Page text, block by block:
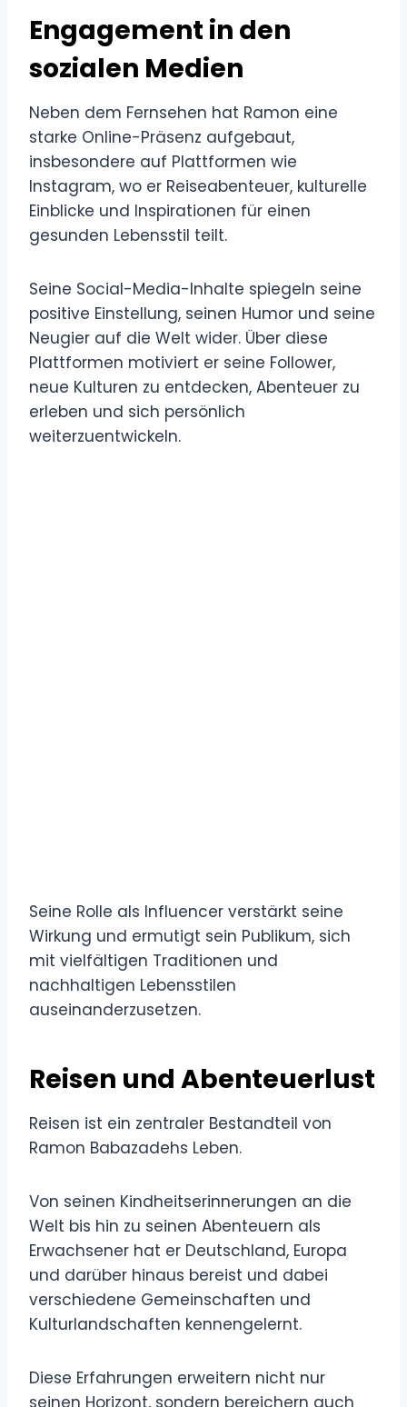
Engagement in den
sozialen Medien
Neben dem Fernsehen hat Ramon eine
starke Online-Präsenz aufgebaut,
insbesondere auf Plattformen wie
Instagram, wo er Reiseabenteuer, kulturelle
Einblicke und Inspirationen für einen
gesunden Lebensstil teilt.
Seine Social-Media-Inhalte spiegeln seine
positive Einstellung, seinen Humor und seine
Neugier auf die Welt wider. Über diese
Plattformen motiviert er seine Follower,
neue Kulturen zu entdecken, Abenteuer zu
erleben und sich persönlich
weiterzuentwickeln.
Seine Rolle als Influencer verstärkt seine
Wirkung und ermutigt sein Publikum, sich
mit vielfältigen Traditionen und
nachhaltigen Lebensstilen
auseinanderzusetzen.
Reisen und Abenteuerlust
Reisen ist ein zentraler Bestandteil von
Ramon Babazadehs Leben.
Von seinen Kindheitserinnerungen an die
Welt bis hin zu seinen Abenteuern als
Erwachsener hat er Deutschland, Europa
und darüber hinaus bereist und dabei
verschiedene Gemeinschaften und
Kulturlandschaften kennengelernt.
Diese Erfahrungen erweitern nicht nur
seinen Horizont, sondern bereichern auch